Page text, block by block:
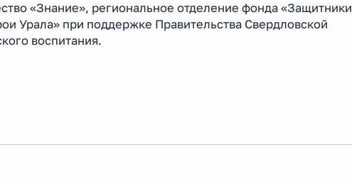
«Знание», региональное отделение фонда «Защитники
Урала» при поддержке Правительства Свердловской
воспитания.